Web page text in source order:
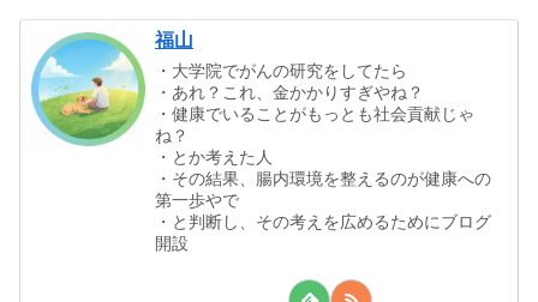
福山
・大学院でがんの研究をしてたら
・あれ？これ、金かかりすぎやね？
・健康でいることがもっとも社会貢献じゃ
ね？
・とか考えた人
・その結果、腸内環境を整えるのが健康への
第一歩やで
・と判断し、その考えを広めるためにブログ
開設